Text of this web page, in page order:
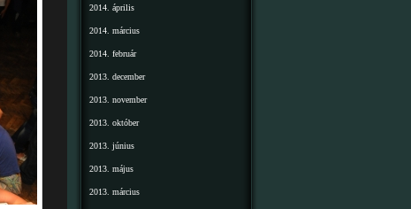
2014. április
2014. március
2014. február
2013. december
2013. november
2013. október
2013. június
2013. május
2013. március